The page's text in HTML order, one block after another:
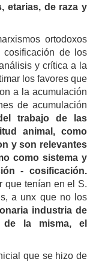
etarias, de raza y
ortodoxos
de los
y crítica a la
los favores que
a la acumulación
de acumulación
trabajo de las
animal, como
y son relevantes
como sistema y
- cosificación.
que tenían en el S.
a unx que no los
industria de
la misma, el
que se hizo de